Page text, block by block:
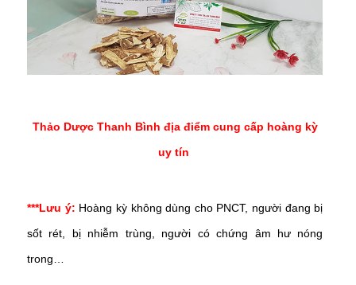
Thảo Dược Thanh Bình địa điểm cung cấp hoàng kỳ
uy tín
***Lưu ý: Hoàng kỳ không dùng cho PNCT, người đang bị
sốt rét, bị nhiễm trùng, người có chứng âm hư nóng
trong…